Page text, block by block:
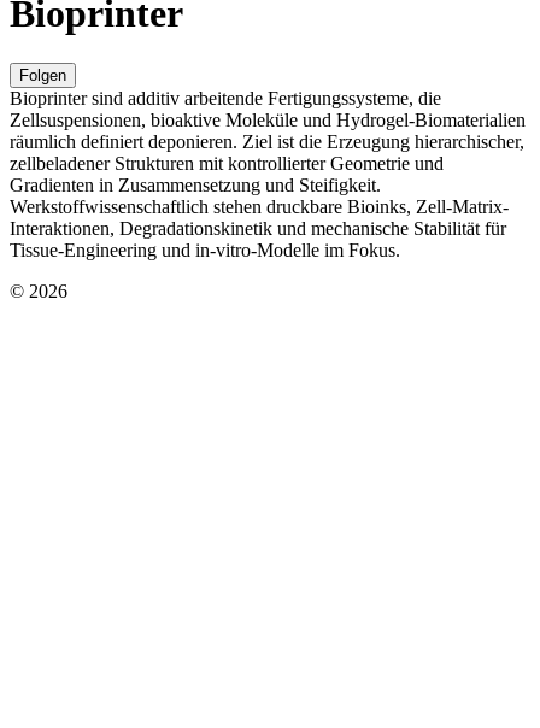
Bioprinter
Folgen
Bioprinter sind additiv arbeitende Fertigungssysteme, die
Zellsuspensionen, bioaktive Moleküle und Hydrogel-Biomaterialien
räumlich definiert deponieren. Ziel ist die Erzeugung hierarchischer,
zellbeladener Strukturen mit kontrollierter Geometrie und
Gradienten in Zusammensetzung und Steifigkeit.
Werkstoffwissenschaftlich stehen druckbare Bioinks, Zell-Matrix-
Interaktionen, Degradationskinetik und mechanische Stabilität für
Tissue-Engineering und in-vitro-Modelle im Fokus.
© 2026